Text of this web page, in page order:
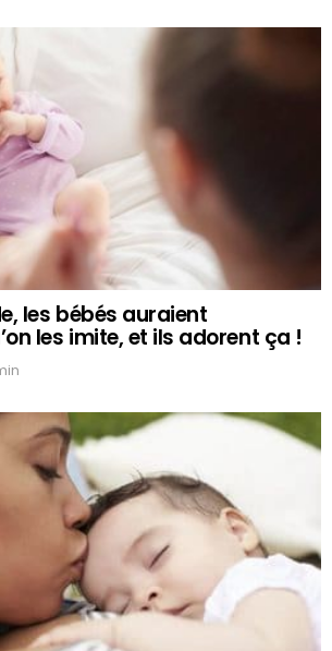
les bébés auraient
les imite, et ils adorent ça !